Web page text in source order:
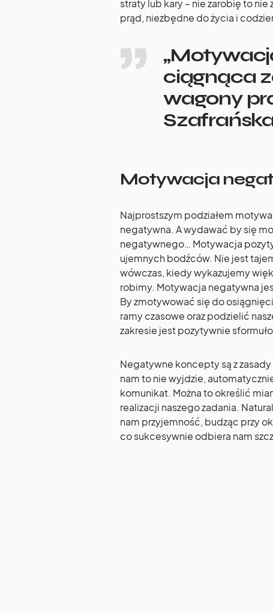
straty lub kary – nie zarobię to
prąd, niezbędne do życia i
ciągnąca
wagony
Motywacja
Najprostszym podziałem
negatywna. A wydawać by się
negatywnego… Motywacja
ujemnych bodźców. Nie jest
wówczas, kiedy wykazujemy
robimy. Motywacja negatywna
By zmotywować się do
ramy czasowe oraz podzielić
zakresie jest pozytywnie
Negatywne koncepty są z
nam to nie wyjdzie,
komunikat. Można to określić
realizacji naszego zadania.
nam przyjemność, budząc przy
co sukcesywnie odbiera nam